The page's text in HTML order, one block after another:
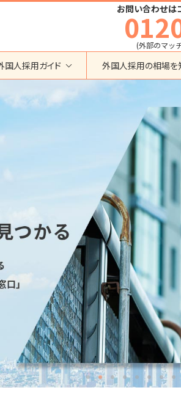
お問い合わせは
(外部のマッ
在留資格から検索する
技術･人文知識･国際業務
永住者･定住者･配偶者
インターンシップ
医療
その他
建
製
介
運
自
宿
外食
物
資
リ
造
通
国人採用ガイド
成金
・研修
・労務
サービス・ツール
・手続き
・マネジメント
用市場
外国人採用の相場を
特定技能外国人の
技人国・高度人材